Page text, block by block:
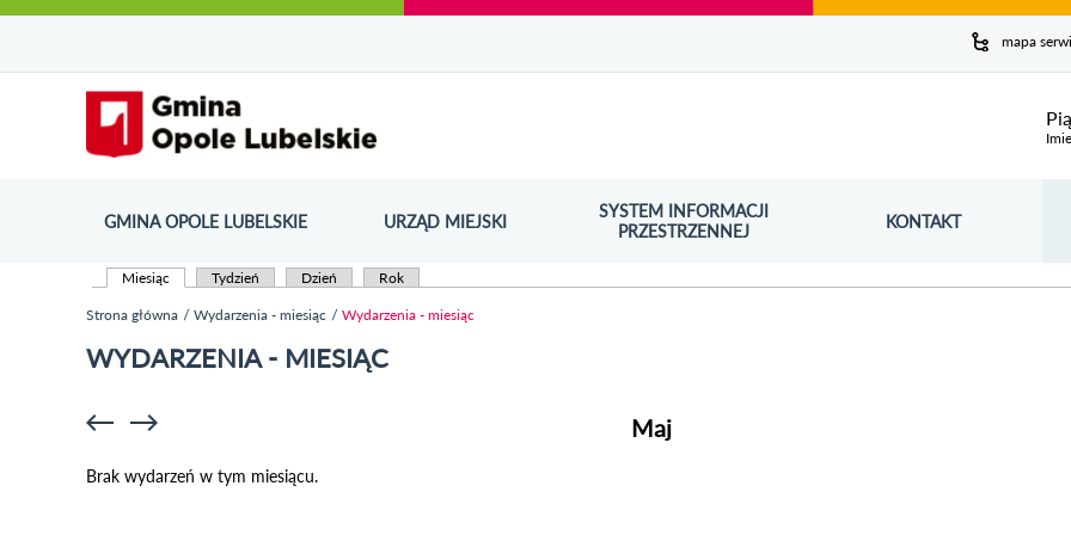
do
strony
do
menu
wyszukiwarki
ścieżki
nawigacyjnej
kategorii
aktualności
do
kalendarza
wydarzeń
do
galerii
do
stopki
mapa
GMINA OPOLE LUBELSKIE URZĄD MIEJSKI
SYSTEM INFORMACJI
PRZESTRZENNEJ
ODNOŚNIK OTWORZY SIĘ W NOWYM OKNIE KONTAKT
Miesiąc (aktywna karta)
Tydzień Dzień Rok
Strona główna Wydarzenia - miesiąc Wydarzenia - miesiąc
WYDARZENIA - MIESIĄC
Maj
Brak wydarzeń w tym miesiącu.